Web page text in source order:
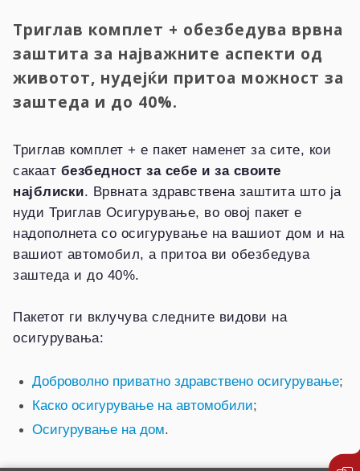
Триглав комплет + обезбедува врвна
заштита за најважните аспекти од
животот, нудејќи притоа можност за
заштеда и до 40%.
Триглав комплет + е пакет наменет за сите, кои
сакаат безбедност за себе и за своите
најблиски. Врвната здравствена заштита што ја
нуди Триглав Осигурување, во овој пакет е
надополнета со осигурување на вашиот дом и на
вашиот автомобил, а притоа ви обезбедува
заштеда и до 40%.
Пакетот ги вклучува следните видови на
осигурувања:
Доброволно приватно здравствено осигурување;
Каско осигурување на автомобили;
Осигурување на дом.